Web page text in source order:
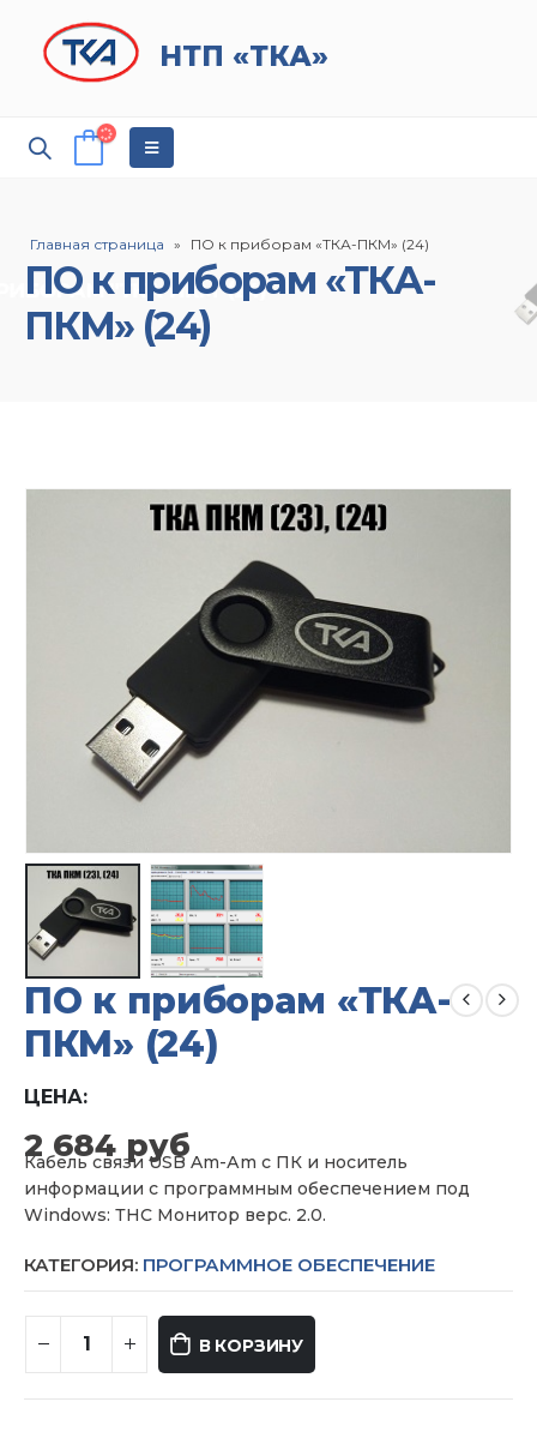
НТП «ТКА»
Главная страница » ПО к приборам «ТКА-ПКМ» (24)
ПО к приборам «ТКА-
ПКМ» (24)
ПО к приборам «ТКА-
ПКМ» (24)
ЦЕНА:
2 684 руб
Кабель связи USB Am-Аm с ПК и носитель
информации с программным обеспечением под
Windows: ТНС Монитор верс. 2.0.
КАТЕГОРИЯ: ПРОГРАММНОЕ ОБЕСПЕЧЕНИЕ
В КОРЗИНУ